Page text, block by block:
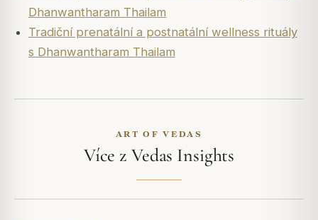
Dhanwantharam Thailam
Tradiční prenatální a postnatální wellness rituály
s Dhanwantharam Thailam
ART OF VEDAS
Více z Vedas Insights